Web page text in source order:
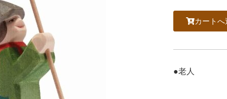
カートへ
●老人